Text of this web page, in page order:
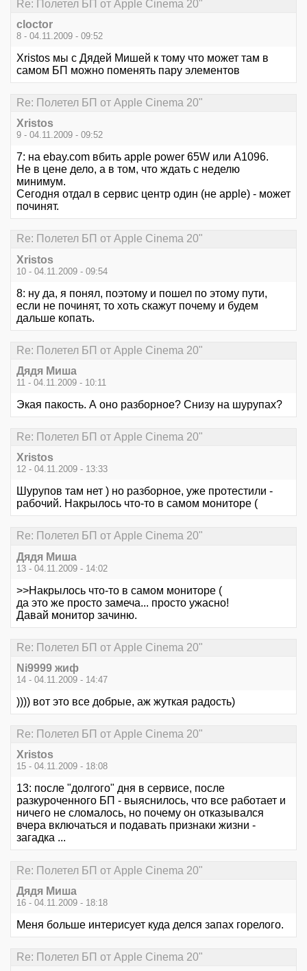
Re: Полетел БП от Apple Cinema 20"
cloctor
8 - 04.11.2009 - 09:52
Xristos мы с Дядей Мишей к тому что может там в
самом БП можно поменять пару элементов
Re: Полетел БП от Apple Cinema 20"
Xristos
9 - 04.11.2009 - 09:52
7: на ebay.com вбить apple power 65W или A1096.
Не в цене дело, а в том, что ждать с неделю
минимум.
Сегодня отдал в сервис центр один (не apple) - может
починят.
Re: Полетел БП от Apple Cinema 20"
Xristos
10 - 04.11.2009 - 09:54
8: ну да, я понял, поэтому и пошел по этому пути,
если не починят, то хоть скажут почему и будем
дальше копать.
Re: Полетел БП от Apple Cinema 20"
Дядя Миша
11 - 04.11.2009 - 10:11
Экая пакость. А оно разборное? Снизу на шурупах?
Re: Полетел БП от Apple Cinema 20"
Xristos
12 - 04.11.2009 - 13:33
Шурупов там нет ) но разборное, уже протестили -
рабочий. Накрылось что-то в самом мониторе (
Re: Полетел БП от Apple Cinema 20"
Дядя Миша
13 - 04.11.2009 - 14:02
>>Накрылось что-то в самом мониторе (
да это же просто замеча... просто ужасно!
Давай монитор зачиню.
Re: Полетел БП от Apple Cinema 20"
Ni9999 жиф
14 - 04.11.2009 - 14:47
)))) вот это все добрые, аж жуткая радость)
Re: Полетел БП от Apple Cinema 20"
Xristos
15 - 04.11.2009 - 18:08
13: после "долгого" дня в сервисе, после
разкуроченного БП - выяснилось, что все работает и
ничего не сломалось, но почему он отказывался
вчера включаться и подавать признаки жизни -
загадка ...
Re: Полетел БП от Apple Cinema 20"
Дядя Миша
16 - 04.11.2009 - 18:18
Меня больше интерисует куда делся запах горелого.
Re: Полетел БП от Apple Cinema 20"